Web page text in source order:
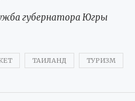
губернатора Югры
ТАИЛАНД ТУРИЗМ